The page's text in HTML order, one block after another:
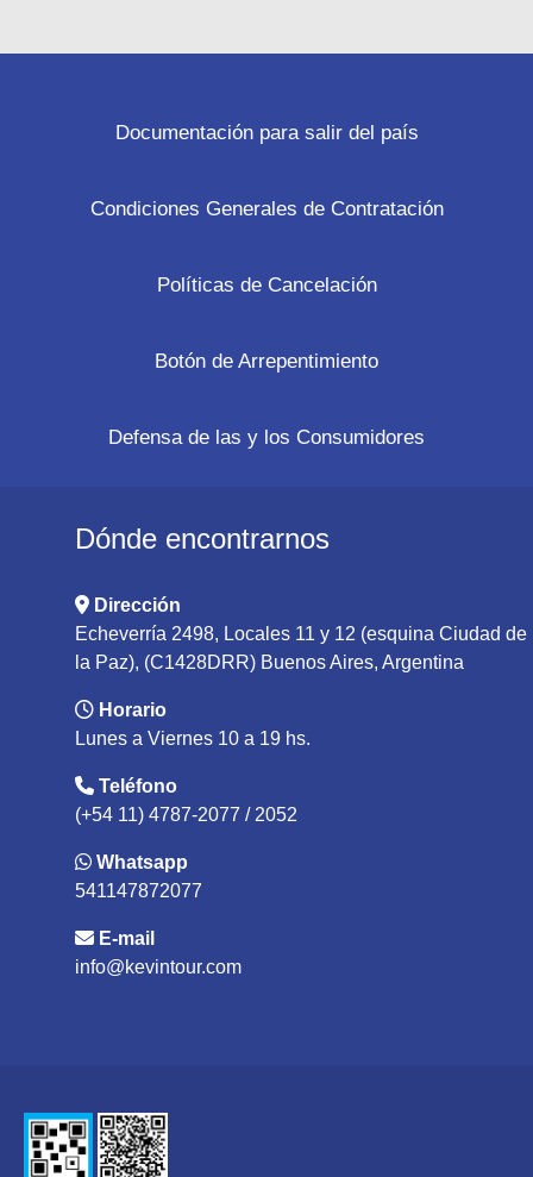
Documentación para salir del país
Condiciones Generales de Contratación
Políticas de Cancelación
Botón de Arrepentimiento
Defensa de las y los Consumidores
Dónde encontrarnos
Dirección
Echeverría 2498, Locales 11 y 12 (esquina Ciudad de
la Paz), (C1428DRR) Buenos Aires, Argentina
Horario
Lunes a Viernes 10 a 19 hs.
Teléfono
(+54 11) 4787-2077 / 2052
Whatsapp
541147872077
E-mail
info@kevintour.com